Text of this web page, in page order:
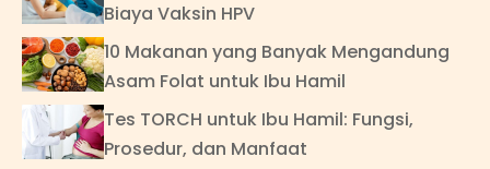
Biaya Vaksin HPV
10 Makanan yang Banyak Mengandung
Asam Folat untuk Ibu Hamil
Tes TORCH untuk Ibu Hamil: Fungsi,
Prosedur, dan Manfaat